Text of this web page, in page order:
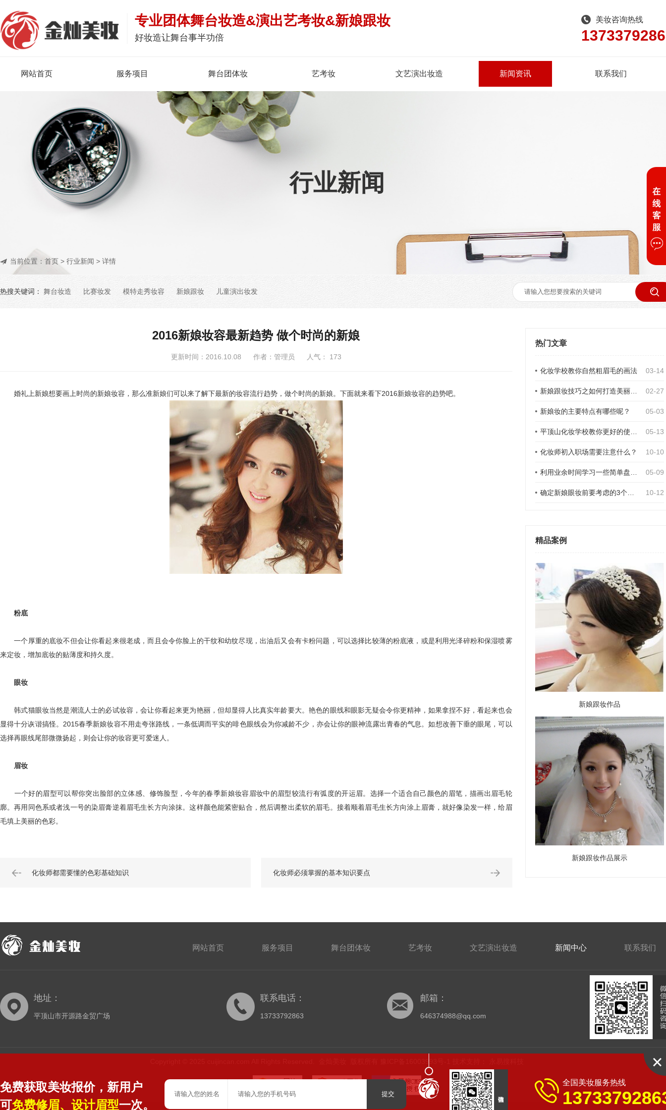
专业团体舞台妆造&演出艺考妆&新娘跟妆
好妆造让舞台事半功倍
美妆咨询热线
网站首页 服务项目 舞台团体妆 艺考妆 文艺演出妆造 新闻资讯 联系我们
行业新闻
当前位置： 首页 > 行业新闻 > 详情
热搜关键词： 舞台妆造 比赛妆发 模特走秀妆容 新娘跟妆 儿童演出妆发
2016新娘妆容最新趋势 做个时尚的新娘
更新时间：2016.10.08 作者：管理员 人气： 173
婚礼上新娘想要画上时尚的新娘妆容，那么准新娘们可以来了解下最新的妆容流行趋势，做个时尚的新娘。下面就来看下2016新娘妆容的趋势吧。
粉底
一个厚重的底妆不但会让你看起来很老成，而且会令你脸上的干纹和幼纹尽现，出油后又会有卡粉问题，可以选择比较薄的粉底液，或是利用光泽碎粉和保湿喷雾
来定妆，增加底妆的贴薄度和持久度。
眼妆
韩式猫眼妆当然是潮流人士的必试妆容，会让你看起来更为艳丽，但却显得人比真实年龄要大。艳色的眼线和眼影无疑会令你更精神，如果拿捏不好，看起来也会
显得十分诙谐搞怪。2015春季新娘妆容不用走夸张路线，一条低调而平实的啡色眼线会为你减龄不少，亦会让你的眼神流露出青春的气息。如想改善下垂的眼尾，可以
选择再眼线尾部微微扬起，则会让你的妆容更可爱迷人。
眉妆
一个好的眉型可以帮你突出脸部的立体感、修饰脸型，今年的春季新娘妆容眉妆中的眉型较流行有弧度的开运眉。选择一个适合自己颜色的眉笔，描画出眉毛轮
廓。再用同色系或者浅一号的染眉膏逆着眉毛生长方向涂抹。这样颜色能紧密贴合，然后调整出柔软的眉毛。接着顺着眉毛生长方向涂上眉膏，就好像染发一样，给眉
毛填上美丽的色彩。
化妆师都需要懂的色彩基础知识 化妆师必须掌握的基本知识要点
热门文章
化妆学校教你自然粗眉毛的画法 03-14
02-27
新娘妆的主要特点有哪些呢？ 05-03
05-13
化妆师初入职场需要注意什么？ 10-10
05-09
10-12
精品案例
新娘跟妆作品
新娘跟妆作品展示
网站首页 服务项目 舞台团体妆 艺考妆 文艺演出妆造 新闻中心 联系我们
地址：
平顶山市开源路金贸广场
联系电话：
13733792863
邮箱：
646374988@qq.com
免费获取美妆报价，新用户
可免费修眉、设计眉型一次。
全国美妆服务热线